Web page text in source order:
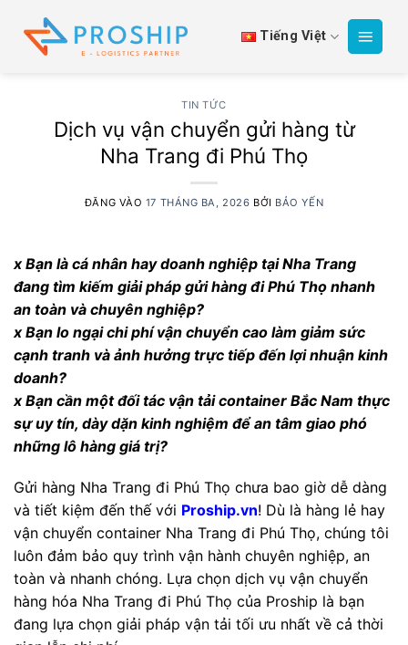
qua
Tiếng Việt
TIN TỨC
Dịch vụ vận chuyển gửi hàng từ
Nha Trang đi Phú Thọ
ĐĂNG VÀO 17 THÁNG BA, 2026 BỞI BẢO YẾN
x Bạn là cá nhân hay doanh nghiệp tại Nha Trang
đang tìm kiếm giải pháp gửi hàng đi Phú Thọ nhanh
an toàn và chuyên nghiệp?
x Bạn lo ngại chi phí vận chuyển cao làm giảm sức
cạnh tranh và ảnh hưởng trực tiếp đến lợi nhuận kinh
doanh?
x Bạn cần một đối tác vận tải container Bắc Nam thực
sự uy tín, dày dặn kinh nghiệm để an tâm giao phó
những lô hàng giá trị?
Gửi hàng Nha Trang đi Phú Thọ chưa bao giờ dễ dàng
và tiết kiệm đến thế với Proship.vn! Dù là hàng lẻ hay
vận chuyển container Nha Trang đi Phú Thọ, chúng tôi
luôn đảm bảo quy trình vận hành chuyên nghiệp, an
toàn và nhanh chóng. Lựa chọn dịch vụ vận chuyển
hàng hóa Nha Trang đi Phú Thọ của Proship là bạn
đang lựa chọn giải pháp vận tải tối ưu nhất về cả thời